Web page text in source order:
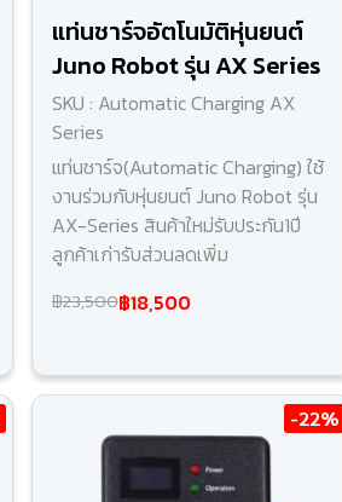
แท่นชาร์จอัตโนมัติหุ่นยนต์
Juno Robot รุ่น AX Series
SKU : Automatic Charging AX
Series
แท่นชาร์จ(Automatic Charging) ใช้
งานร่วมกับหุ่นยนต์ Juno Robot รุ่น
AX-Series สินค้าใหม่รับประกัน1ปี
ลูกค้าเก่ารับส่วนลดเพิ่ม
฿23,500฿18,500
-22%